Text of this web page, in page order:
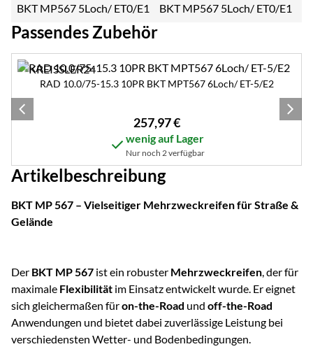
BKT MP567 5Loch/ ET0/E1
Passendes Zubehör
Zubehör überspringen
RAD 10.0/75-15.3 10PR BKT MPT567 6Loch/ ET-5/E2
257,97€
wenig auf Lager
Nur noch 2 verfügbar
Artikelbeschreibung
BKT MP 567 – Vielseitiger Mehrzweckreifen für Straße &
Gelände
Der BKT MP 567 ist ein robuster Mehrzweckreifen , der für
maximale Flexibilität im Einsatz entwickelt wurde. Er eignet
sich gleichermaßen füron-the-Road und off-the-Road
Anwendungen und bietet dabei zuverlässige Leistung bei
verschiedensten Wetter- und Bodenbedingungen.